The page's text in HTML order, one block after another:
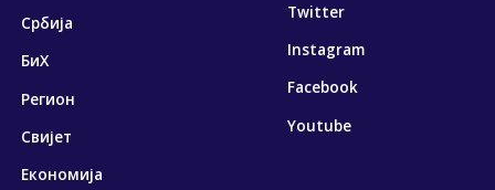
Србија
БиХ
Регион
Свијет
Економија
Twitter
Instagram
Facebook
Youtube